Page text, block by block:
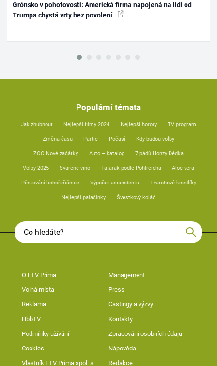
Grónsko v pohotovosti: Americká firma napojená na lidi od
Trumpa chystá vrty bez povolení
Populární témata
Jak zhubnout Nejlepší filmy 2024 Nejlepší horory TV program
Změna času Partie Počasí Kdy budou volby
ZOO Nové začátky Auto – katalog 7 pádů Honzy Dědka
Volby 2025 Svařené víno Tatarák podle Pohlreicha Aloe vera
Pěstování lichořeřišnice Výpočet ascendentu Tvarohové knedlíky
Nejlepší palačinky Švestkový koláč
O FTV Prima Management
Volná místa Press
Reklama Castingy a výzvy
HbbTV Kontakty
Podmínky užívání Zpracování osobních údajů
Cookies Nápověda
Vlastník FTV Prima spol. s Redakce